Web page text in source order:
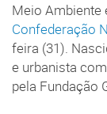
Meio Ambiente
Confederação
feira (31).
e urbanista
pela Fundação